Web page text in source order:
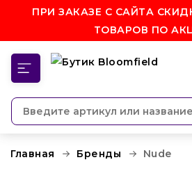
ПРИ ЗАКАЗЕ С САЙТА
ТОВАРОВ ПО
Главная Бренды Nude